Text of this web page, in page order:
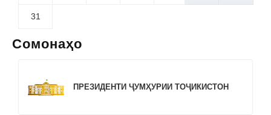
31
Сомонаҳо
ПРЕЗИДЕНТИ ҶУМҲУРИИ ТОҶИКИСТОН